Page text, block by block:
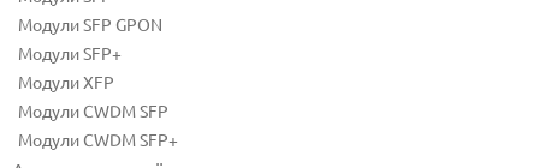
Модули SFP GPON
Модули SFP+
Модули XFP
Модули CWDM SFP
Модули CWDM SFP+